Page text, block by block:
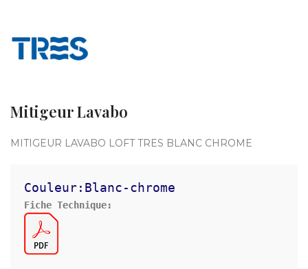
Mitigeur Lavabo
MITIGEUR LAVABO LOFT TRES BLANC CHROME
Couleur:Blanc-chrome
Fiche Technique: